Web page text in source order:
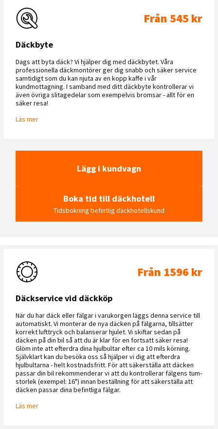
Däckbyte
Från 545 kr
Dags att byta däck? Vi hjälper dig med däckbytet. Våra
professionella däckmontörer ger dig snabb och säker service
samtidigt som du kan njuta av en kopp kaffe i vår
kundmottagning. I samband med ditt däckbyte kontrollerar vi
även övriga slitagedelar som exempelvis bromsar - allt för en
säker resa!
Läs mer
Lägg i kundvagn
Boka tid till däckhotell
Tidsbokning befintlig däckhotellskund
Däckservice vid däckköp
Från 1596 kr
När du har däck eller fälgar i varukorgen läggs denna service till
automatiskt. Vi monterar de nya däcken på fälgarna, tillsätter
korrekt lufttryck och balanserar hjulet. Vi skiftar sedan på
däcken på din bil så att du är klar för en fortsatt säker resa!
Glöm inte att efterdra dina hjulbultar efter ca 10 mils körning.
Självklart kan du besöka oss så hjälper vi dig att efterdra
hjulbultarna - helt kostnadsfritt. För att säkerställa att däcken
passar din bil rekommenderar vi att du kontrollerar fälgens tum-
storlek (exempel: 16") innan beställning för att säkerställa att
däcken passar dina befintliga fälgar.
Läs mer